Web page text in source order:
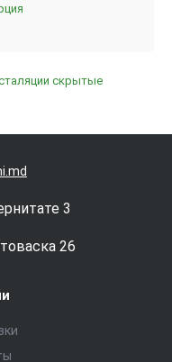
скрытые
3
26